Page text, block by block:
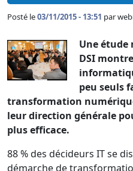
Posté le03/11/2015 - 13:51 par
Une étude
DSI
peu seuls
transformation
leur direction générale
plus efficace.
88 % des décideurs IT se
démarche de